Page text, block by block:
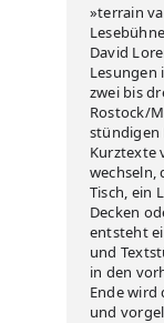
»terrain
David
Lesungen
zwei bis
Rostock/
stündigen
Kurztexte
wechseln,
Tisch, ein
Decken
entsteht
und
in den
Ende wird
und